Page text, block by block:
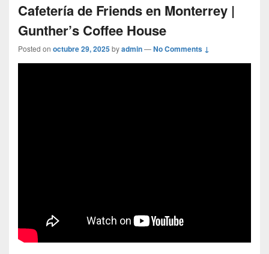
Cafetería de Friends en Monterrey |
Gunther’s Coffee House
Posted on octubre 29, 2025byadmin—No Comments ↓